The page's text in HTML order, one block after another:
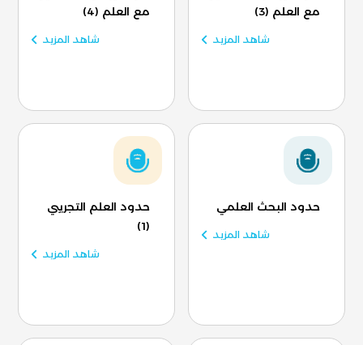
مع العلم (3)
شاهد المزيد
مع العلم (4)
شاهد المزيد
حدود البحث العلمي
شاهد المزيد
حدود العلم التجريبي
(1)
شاهد المزيد